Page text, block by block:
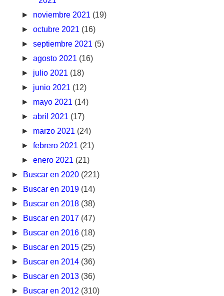
► noviembre 2021 (19)
► octubre 2021 (16)
► septiembre 2021 (5)
► agosto 2021 (16)
► julio 2021 (18)
► junio 2021 (12)
► mayo 2021 (14)
► abril 2021 (17)
► marzo 2021 (24)
► febrero 2021 (21)
► enero 2021 (21)
► Buscar en 2020 (221)
► Buscar en 2019 (14)
► Buscar en 2018 (38)
► Buscar en 2017 (47)
► Buscar en 2016 (18)
► Buscar en 2015 (25)
► Buscar en 2014 (36)
► Buscar en 2013 (36)
► Buscar en 2012 (310)